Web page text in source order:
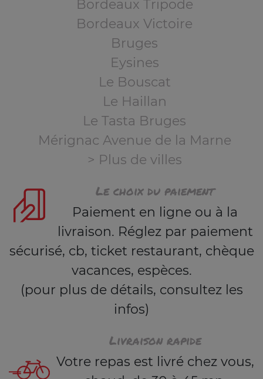
Bordeaux Tripode
Bordeaux Victoire
Bruges
Eysines
Le Bouscat
Le Haillan
Le Tasta Bruges
Mérignac Avenue de la Marne
> Plus de villes
Le choix du paiement
Paiement en ligne ou à la
livraison. Réglez par paiement
sécurisé, cb, ticket restaurant, chèque
vacances, espèces.
(pour plus de détails, consultez les
infos)
Livraison rapide
Votre repas est livré chez vous,